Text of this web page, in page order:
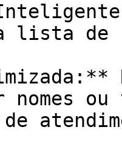
lista de
nomes